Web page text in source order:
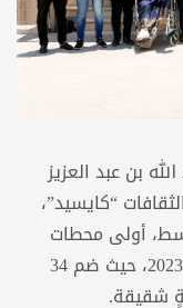
بن عبد العزيز
“كايسيد”،
أولى محطات
برنامج زمالة الصحافة للحوار للعام 2023، حيث ضم 34